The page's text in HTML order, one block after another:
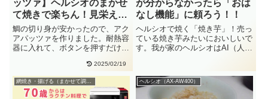
ッツァ】ヘルシオのまかせ
て焼きで楽ちん！見栄えも
Goo
鯛の切り身が安かったので、アク
アパッツァを作りました。耐熱容
器に入れて、ボタンを押すだけで
2025/02/19
が分からなかったら「おは
なし機能」に頼ろう！！
ヘルシオで焼く「焼き芋」！売っ
ている焼き芋みたいにおいしいで
す。我が家のヘルシオはAI（人工
ヘルシオ（AX-AW400）